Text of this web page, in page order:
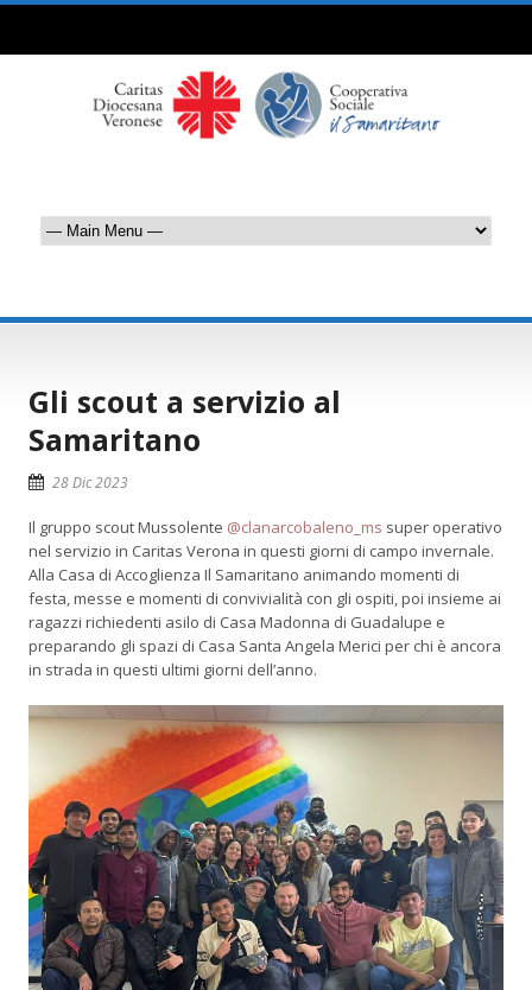
Gli scout a servizio al
Samaritano
28 Dic 2023
Il gruppo scout Mussolente @clanarcobaleno_ms super operativo
nel servizio in Caritas Verona in questi giorni di campo invernale.
Alla Casa di Accoglienza Il Samaritano animando momenti di
festa, messe e momenti di convivialità con gli ospiti, poi insieme ai
ragazzi richiedenti asilo di Casa Madonna di Guadalupe e
preparando gli spazi di Casa Santa Angela Merici per chi è ancora
in strada in questi ultimi giorni dell’anno.